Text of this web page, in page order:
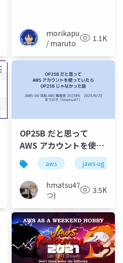
morikapu
/ maruto
1.1K
OP25B だと思って
AWS アカウントを使っ
ていたら OP25B じゃな
かった話
aws jaws-ug
hmatsu47(ま
つ)
3.5K